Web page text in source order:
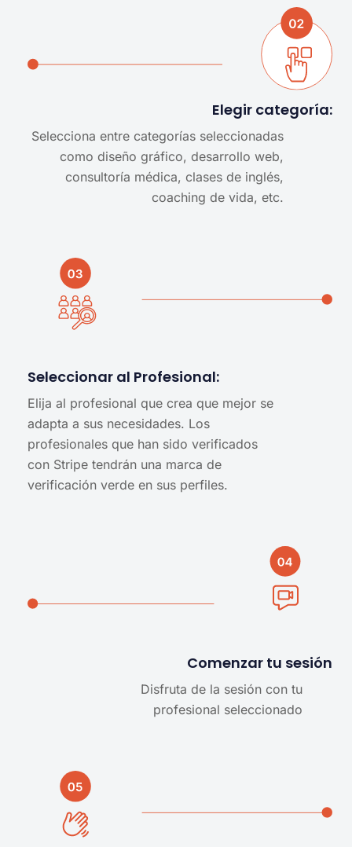
Elegir categoría:
Selecciona entre categorías seleccionadas
como diseño gráfico, desarrollo web,
consultoría médica, clases de inglés,
coaching de vida, etc.
Seleccionar al Profesional:
Elija al profesional que crea que mejor se
adapta a sus necesidades. Los
profesionales que han sido verificados
con Stripe tendrán una marca de
verificación verde en sus perfiles.
Comenzar tu sesión
Disfruta de la sesión con tu
profesional seleccionado